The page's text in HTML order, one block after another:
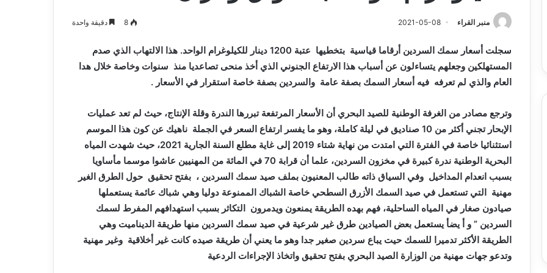
منبر القراء 2021-05-08
8 دقيقة واحدة
سجلت أسعار سمك السردين أرقاما قياسية بتخطيها عتبة 1200 دينار
للكيلوغرام الواحد. هذا الالتهاب الذي صدم
المستهلكين وجعلهم يتساءلون عن أسباب هذا الارتفاع الجنوني الذي أخذ منحى تصاعديا منذ سنوات وخاصة خلال هدا
العام والذي لم تعرفه فيه أسعار السمك بصفة عامة والسردين بصفة خاصة استقرار في الأسعار .
وترجع مصادر من الغرفة الوطنية للصيد البحري أن الأسعار المرتفعة تبررها الندرة وقلة الإنتاج، حيث لم تعد عمليات
الإبحار تجني أكثر من 10 صناديق في ليلة كاملة، وهو ما يفسر ارتفاع السعر في
الجملة ناهيك عن كون هذا الموسم
استثنائيا خاصة في الفترة التي امتدت من نهاية شتاء 2019 إلى غاية مطلع السنة الجارية 2021، حيث شهدت المياه
البحرية الوطنية ندرة كبيرة في مخزون السردين، علما أن قرابة 70 في
المائة من المهنيين عاشوا موسما مأساويا
بسبب انعدام المداخيل وفي السياق ذاته طالب المعنيون بملف صيد سمك السردين ، بفتح تحقيق حول الطرق الغير
مهنية التي تستعمل في صيد السمك الأزرق السطحي خاصة الشباك الممنوعة دوليا وهي شباك عائمة يستعملها
صيادون صغار في المياه الساحلية، فهم بهده الطريقة يمنعون ويدمرون التكاثر بسبب استهدافهم المفرط لسمك
السردين ” و أ يضأ يستعمل بعض الصيادين طرق غير شرعية في صيد سمك السردين منها طريقة الديناميت وهي
الطريقة الأكثر تدميرا للسمك حيت يباع سردين صغير جدا وهو ما يعني أن طريقة صيده كانت غير أخلاقية وغير مهنية
وتدعو جهات مهنية من الوزارة الصيد البحري بفتح تحقيق واتخاذ الإجراءات الردعية
الدور التمهيدي لأبطال
الكونفدرالية يوم الخميس
و
بلدية أرزيو بوهران تخصص فرق لترميم